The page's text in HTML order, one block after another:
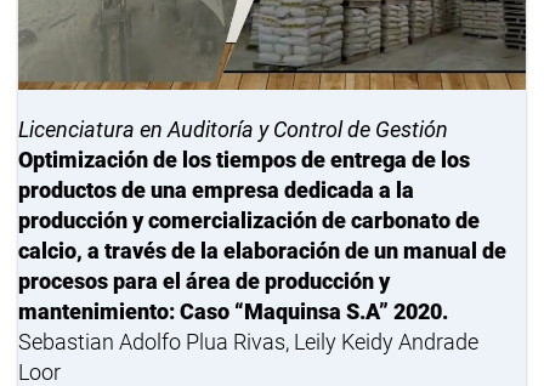
Licenciatura en Auditoría y Control de Gestión
Optimización de los tiempos de entrega de los
productos de una empresa dedicada a la
producción y comercialización de carbonato de
calcio, a través de la elaboración de un manual de
procesos para el área de producción y
mantenimiento: Caso “Maquinsa S.A” 2020.
Sebastian Adolfo Plua Rivas, Leily Keidy Andrade
Loor